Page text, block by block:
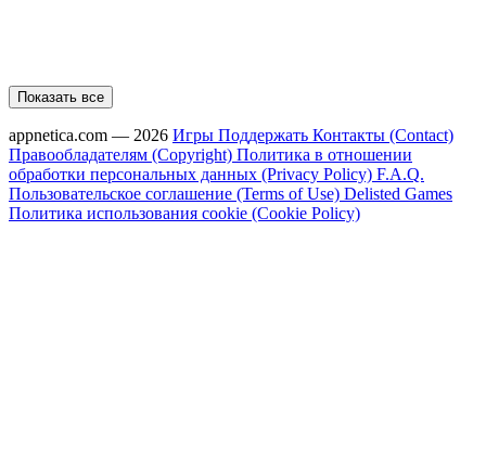
Показать все
appnetica.com — 2026 Игры Поддержать Контакты (Contact)
Правообладателям (Copyright) Политика в отношении
обработки персональных данных (Privacy Policy) F.A.Q.
Пользовательское соглашение (Terms of Use) Delisted Games
Политика использования cookie (Cookie Policy)